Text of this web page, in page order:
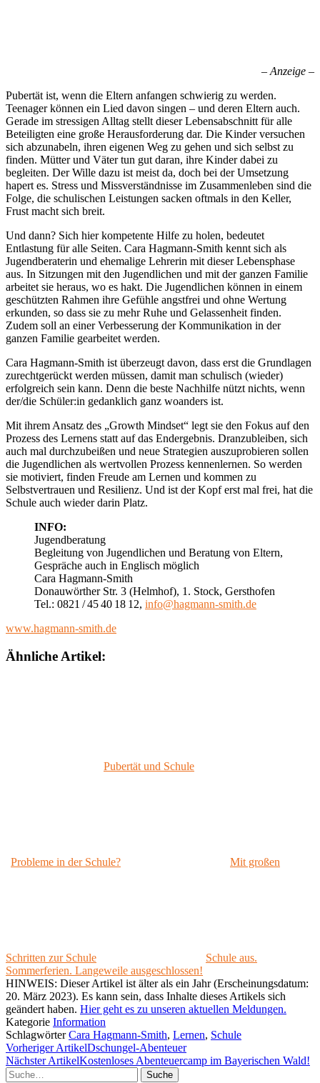
– Anzeige –
Pubertät ist, wenn die Eltern anfangen schwierig zu werden.
Teenager können ein Lied davon singen – und deren Eltern auch.
Gerade im stressigen Alltag stellt dieser Lebensabschnitt für alle
Beteiligten eine große Herausforderung dar. Die Kinder versuchen
sich abzunabeln, ihren eigenen Weg zu gehen und sich selbst zu
finden. Mütter und Väter tun gut daran, ihre Kinder dabei zu
begleiten. Der Wille dazu ist meist da, doch bei der Umsetzung
hapert es. Stress und Missverständnisse im Zusammenleben sind die
Folge, die schulischen Leistungen sacken oftmals in den Keller,
Frust macht sich breit.
Und dann? Sich hier kompetente Hilfe zu holen, bedeutet
Entlastung für alle Seiten. Cara Hagmann-Smith kennt sich als
Jugendberaterin und ehemalige Lehrerin mit dieser Lebensphase
aus. In Sitzungen mit den Jugendlichen und mit der ganzen Familie
arbeitet sie heraus, wo es hakt. Die Jugendlichen können in einem
geschützten Rahmen ihre Gefühle angstfrei und ohne Wertung
erkunden, so dass sie zu mehr Ruhe und Gelassenheit finden.
Zudem soll an einer Verbesserung der Kommunikation in der
ganzen Familie gearbeitet werden.
Cara Hagmann-Smith ist überzeugt davon, dass erst die Grundlagen
zurechtgerückt werden müssen, damit man schulisch (wieder)
erfolgreich sein kann. Denn die beste Nachhilfe nützt nichts, wenn
der/die Schüler:in gedanklich ganz woanders ist.
Mit ihrem Ansatz des „Growth Mindset“ legt sie den Fokus auf den
Prozess des Lernens statt auf das Endergebnis. Dranzubleiben, sich
auch mal durchzubeißen und neue Strategien auszuprobieren sollen
die Jugendlichen als wertvollen Prozess kennenlernen. So werden
sie motiviert, finden Freude am Lernen und kommen zu
Selbstvertrauen und Resilienz. Und ist der Kopf erst mal frei, hat die
Schule auch wieder darin Platz.
INFO:
Jugendberatung
Begleitung von Jugendlichen und Beratung von Eltern,
Gespräche auch in Englisch möglich
Cara Hagmann-Smith
Donauwörther Str. 3 (Helmhof), 1. Stock, Gersthofen
Tel.: 0821 / 45 40 18 12, info@hagmann-smith.de
www.hagmann-smith.de
Ähnliche Artikel:
Pubertät und Schule
Probleme in der Schule? Mit großen
Schritten zur Schule
Schule aus.
Sommerferien. Langeweile ausgeschlossen!
HINWEIS: Dieser Artikel ist älter als ein Jahr (Erscheinungsdatum:
20. März 2023). Es kann sein, dass Inhalte dieses Artikels sich
geändert haben. Hier geht es zu unseren aktuellen Meldungen.
Kategorie Information
SchlagwörterCara Hagmann-Smith, Lernen, Schule
Vorheriger ArtikelDschungel-Abenteuer
Nächster ArtikelKostenloses Abenteuercamp im Bayerischen Wald!
Suche